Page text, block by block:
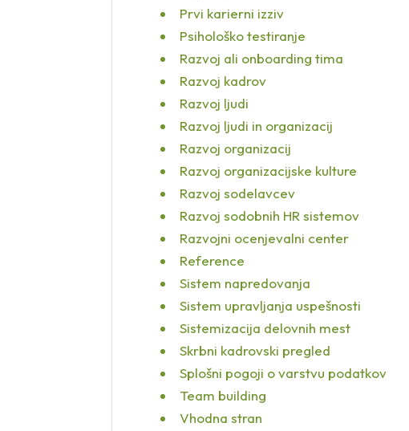
Prvi karierni izziv
Psihološko testiranje
Razvoj ali onboarding tima
Razvoj kadrov
Razvoj ljudi
Razvoj ljudi in organizacij
Razvoj organizacij
Razvoj organizacijske kulture
Razvoj sodelavcev
Razvoj sodobnih HR sistemov
Razvojni ocenjevalni center
Reference
Sistem napredovanja
Sistem upravljanja uspešnosti
Sistemizacija delovnih mest
Skrbni kadrovski pregled
Splošni pogoji o varstvu podatkov
Team building
Vhodna stran